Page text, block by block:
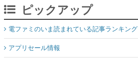
ピックアップ
電ファミのいま読まれている記事ランキング
アプリセール情報